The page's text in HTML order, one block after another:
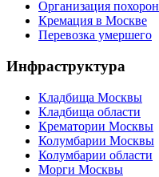
Организация похорон
Кремация в Москве
Перевозка умершего
Инфраструктура
Кладбища Москвы
Кладбища области
Крематории Москвы
Колумбарии Москвы
Колумбарии области
Морги Москвы